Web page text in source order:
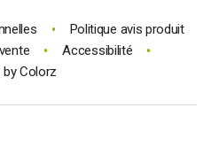
• Politique avis produit
• Accessibilité •
byColorz